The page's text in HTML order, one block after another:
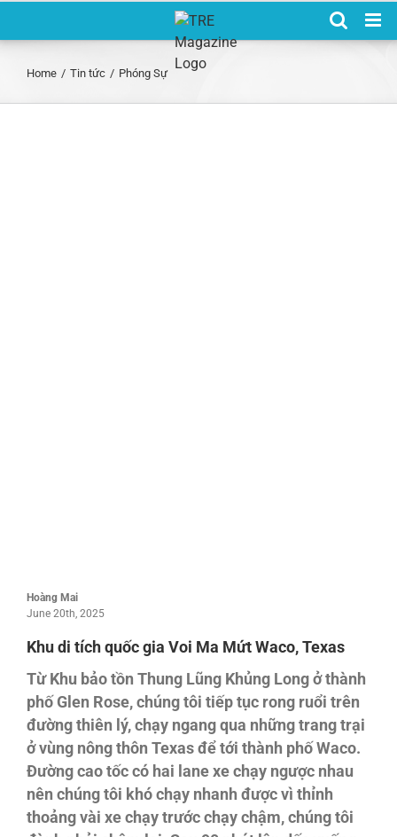
Home / Tin tức / Phóng Sự
Hoàng Mai
June 20th, 2025
Khu di tích quốc gia Voi Ma Mứt Waco, Texas
Từ Khu bảo tồn Thung Lũng Khủng Long ở thành
phố Glen Rose, chúng tôi tiếp tục rong ruổi trên
đường thiên lý, chạy ngang qua những trang trại
ở vùng nông thôn Texas để tới thành phố Waco.
Đường cao tốc có hai lane xe chạy ngược nhau
nên chúng tôi khó chạy nhanh được vì thỉnh
thoảng vài xe chạy trước chạy chậm, chúng tôi